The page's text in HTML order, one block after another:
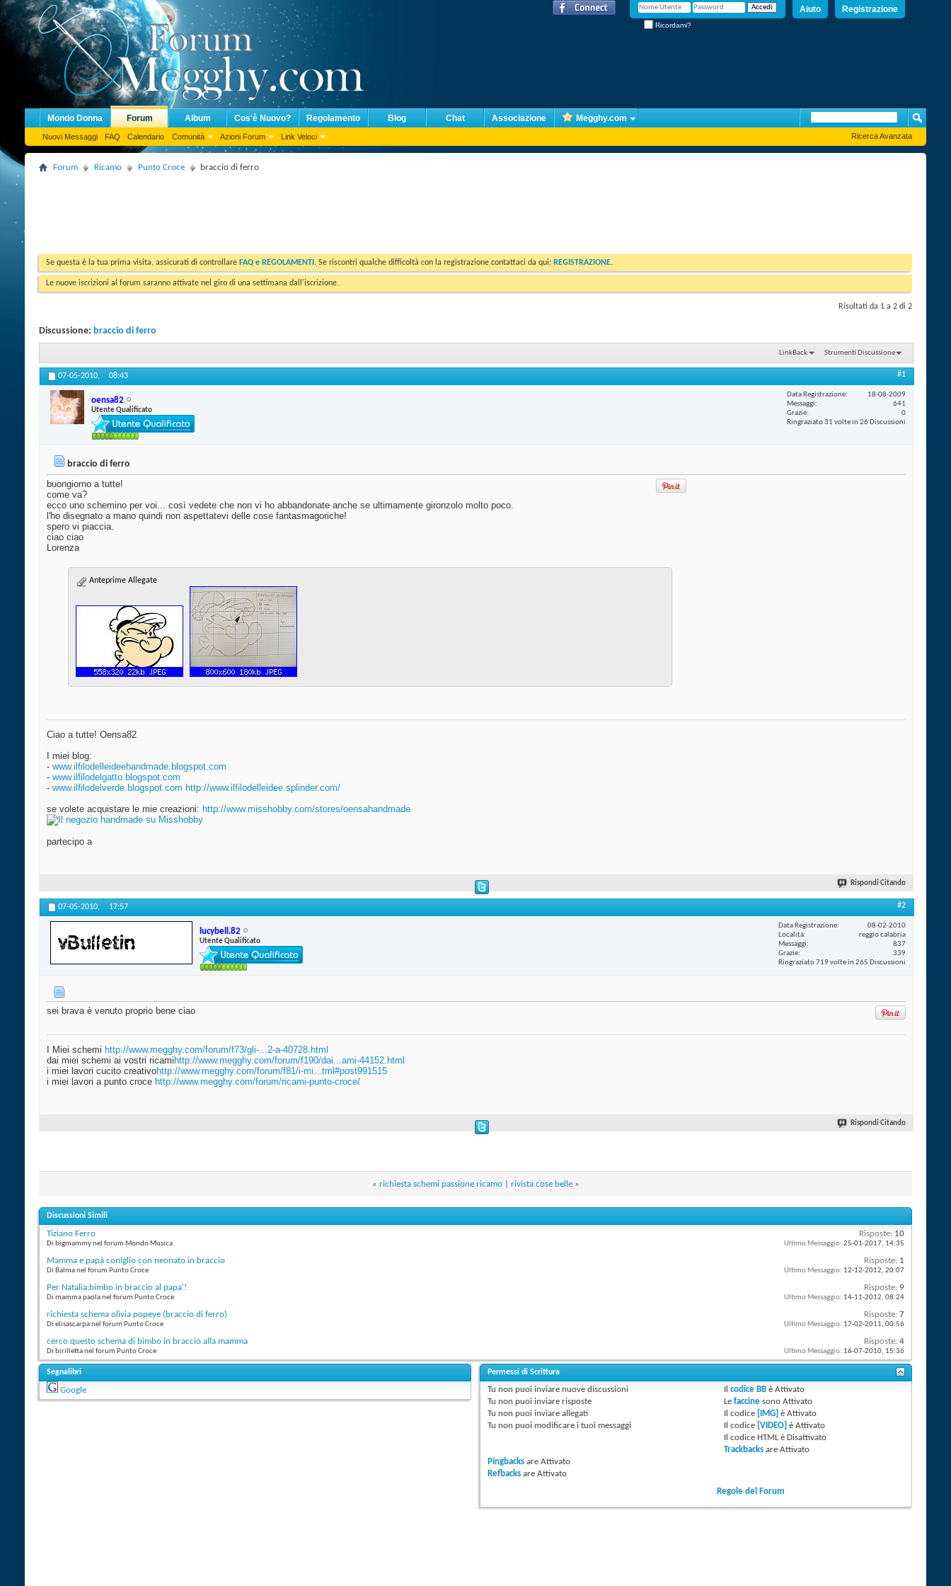
Registrazione
Aiuto
Ricordami?
Mondo Donna Forum
Nuovi Messaggi FAQ Calendario Comunità Azioni Forum Link Veloci
Album Cos'è Nuovo? Regolamento Blog Chat Associazione Megghy.com
Ricerca Avanzata
Forum Ricamo Punto Croce braccio di ferro
Se questa è la tua prima visita, assicurati di controllare FAQ e REGOLAMENTI . Se riscontri qualche difficoltà con la registrazione contattaci da qui: REGISTRAZIONE.
Le nuove iscrizioni al forum saranno attivate nel giro di una settimana dall'iscrizione.
Risultati da 1 a 2 di 2
Discussione: braccio di ferro
LinkBack Strumenti Discussione
07-05-2010, 08:43 #1
oensa82
Utente Qualificato
Data Registrazione
18-08-2009
Messaggi
641
Grazie
0
Ringraziato 31 volte in 26 Discussioni
braccio di ferro
buongiorno a tutte!
come va?
ecco uno schemino per voi... così vedete che non vi ho abbandonate anche se ultimamente gironzolo molto poco.
l'ho disegnato a mano quindi non aspettatevi delle cose fantasmagoriche!
spero vi piaccia.
ciao ciao
Lorenza
Anteprime Allegate
Ciao a tutte! Oensa82
I miei blog:
- www.ilfilodelleideehandmade.blogspot.com
- www.ilfilodelgatto.blogspot.com
- www.ilfilodelverde.blogspot.com http://www.ilfilodelleidee.splinder.com/
se volete acquistare le mie creazioni: http://www.misshobby.com/stores/oensahandmade
partecipo a
Rispondi Citando
07-05-2010, 17:57 #2
lucybell.82
Utente Qualificato
Data Registrazione
08-02-2010
Località
reggio calabria
Messaggi
837
Grazie
339
Ringraziato 719 volte in 265 Discussioni
sei brava è venuto proprio bene ciao
I Miei schemi http://www.megghy.com/forum/f73/gli-...2-a-40728.html
dai miei schemi ai vostri ricami http://www.megghy.com/forum/f190/dai...ami-44152.html
i miei lavori cucito creativohttp://www.megghy.com/forum/f81/i-mi...tml#post991515
i miei lavori a punto croce http://www.megghy.com/forum/ricami-punto-croce/
Rispondi Citando
« richiesta schemi passione ricamo| rivista cose belle »
Discussioni Simili
Tiziano Ferro
Di bigmammy nel forum Mondo Musica
Risposte: 10
Ultimo Messaggio: 25-01-2017, 14:35
Mamma e papà coniglio con neonato in braccio
Di Balma nel forum Punto Croce
Risposte: 1
Ultimo Messaggio: 12-12-2012, 20:07
Per Natalia:bimbo in braccio al papa'!
Di mamma paola nel forum Punto Croce
Risposte: 9
Ultimo Messaggio: 14-11-2012, 08:24
richiesta schema olivia popeye (braccio di ferro)
Di elisascarpa nel forum Punto Croce
Risposte: 7
Ultimo Messaggio: 17-02-2011, 00:56
cerco questo schema di bimbo in braccio alla mamma
Di birilletta nel forum Punto Croce
Risposte: 4
Ultimo Messaggio: 16-07-2010, 15:36
Segnalibri
Google
Permessi di Scrittura
Tu non puoi inviare nuove discussioni
Tu non puoi inviare risposte
Tu non puoi inviare allegati
Tu non puoi modificare i tuoi messaggi
Ilcodice BB èAttivato
Lefaccine sonoAttivato
Il codice
[IMG] èAttivato
Il codice [VIDEO] èAttivato
Il codice HTML è Disattivato
Trackbacks areAttivato
Pingbacks areAttivato
Refbacks areAttivato
Regole del Forum